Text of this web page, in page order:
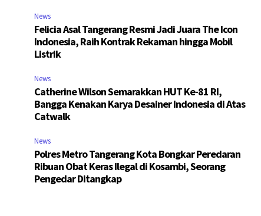
News
Felicia Asal Tangerang Resmi Jadi Juara The Icon
Indonesia, Raih Kontrak Rekaman hingga Mobil
Listrik
News
Catherine Wilson Semarakkan HUT Ke-81 RI,
Bangga Kenakan Karya Desainer Indonesia di Atas
Catwalk
News
Polres Metro Tangerang Kota Bongkar Peredaran
Ribuan Obat Keras Ilegal di Kosambi, Seorang
Pengedar Ditangkap